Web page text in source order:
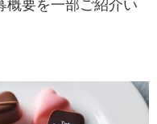
概要を一部ご紹介い